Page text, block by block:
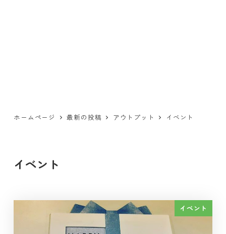
ホームページ 最新の投稿 アウトプット イベント
イベント
イベント